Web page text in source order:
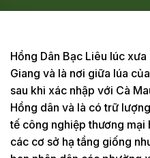
Hồng Dân Bạc Liêu lúc
Giang và là nơi giữa lúa
sau khi xác nhập với Cà
Hồng dân và là có trữ
tế công nghiệp thương
các cơ sở hạ tầng giống